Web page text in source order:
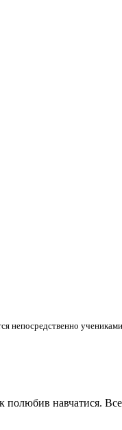
непосредственно
полюбив навчатися.